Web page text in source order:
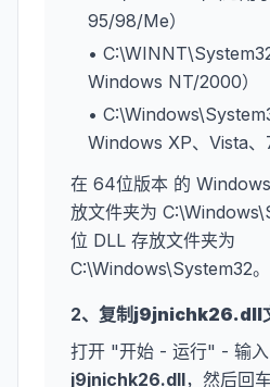
95/98/Me）
•
Windows NT/2000）
•
Windows XP、Vista、
在 64位版本 的
放文件夹为
位 DLL 存放文件夹为
C:\Windows\System32。
2、复制 j9jnichk26.dll
打开 "开始 - 运行" - 输
j9jnichk26.dll，然后回车